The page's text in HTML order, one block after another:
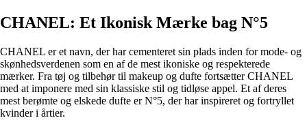
CHANEL: Et Ikonisk Mærke bag N°5
CHANEL er et navn, der har cementeret sin plads inden for mode- og
skønhedsverdenen som en af de mest ikoniske og respekterede
mærker. Fra tøj og tilbehør til makeup og dufte fortsætter CHANEL
med at imponere med sin klassiske stil og tidløse appel. Et af deres
mest berømte og elskede dufte er N°5, der har inspireret og fortryllet
kvinder i årtier.